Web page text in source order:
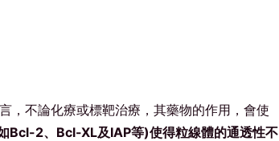
，不論化療或標靶治療，其藥物的作用，會使
Bcl-2、Bcl-XL及IAP等)使得粒線體的通透性不